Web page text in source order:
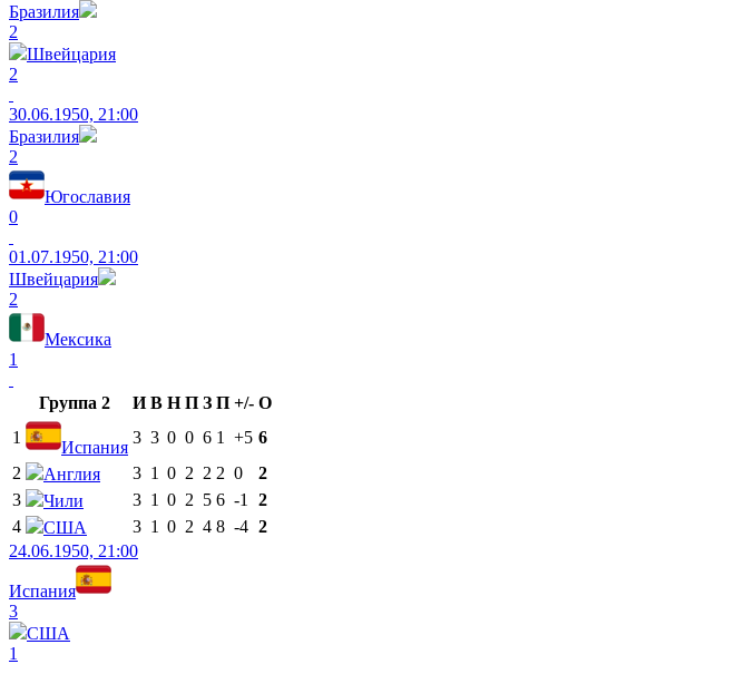
Бразилия
2
Швейцария
2
30.06.1950, 21:00
Бразилия
2
Югославия
0
01.07.1950, 21:00
Швейцария
2
Мексика
1
Группа 2 И В Н П З П +/- О
1
Испания
3 3 0 0 6 1 +5 6
2
Англия 3 1 0 2 2 2 0
2
3
Чили 3 1 0 2 5 6 -1
2
4
США 3 1 0 2 4 8 -4 2
24.06.1950, 21:00
Испания
3
США
1